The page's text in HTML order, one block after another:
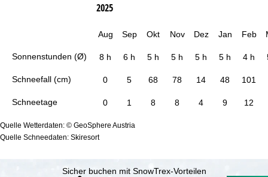
Sonnenstunden (Ø)
Schneefall (cm)
Schneetage
2025
Aug Sep Okt Nov Dez Jan Feb
8 h 6 h 5 h 5 h 5 h 5 h 4 h
0 5 68 78 14 48 101
0 1 8 8 4 9 12
Quelle Wetterdaten: © GeoSphere Austria
Quelle Schneedaten: Skiresort
Sicher buchen mit SnowTrex-Vorteilen